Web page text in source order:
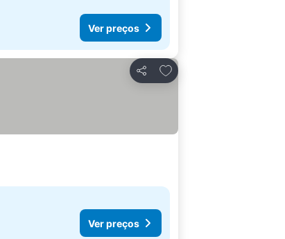
Ver preços
Partilhar
Adicionar aos favoritos
Ver preços